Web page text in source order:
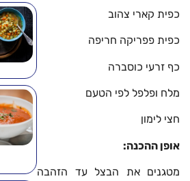
כפית קארי צהוב
כפית פפריקה חריפה
כף זרעי כוסברה
מלח ופלפל לפי הטעם
חצי לימון
אופן ההכנה:
מטגנים את הבצל עד הזהבה